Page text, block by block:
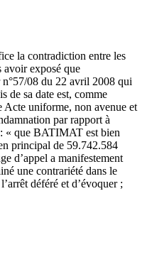
la contradiction entre les
avoir exposé que
n°57/08 du 22 avril 2008 qui
de sa date est, comme
Acte uniforme, non avenue et
par rapport à
« que BATIMAT est bien
principal de 59.742.584
d’appel a manifestement
une contrariété dans le
déféré et d’évoquer ;